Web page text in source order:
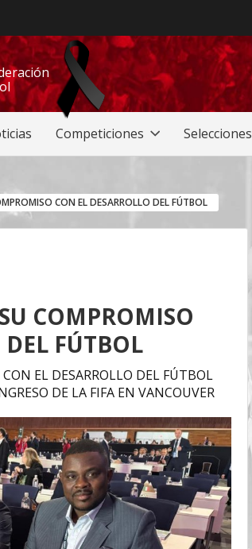
Competiciones Selecciones
CON EL DESARROLLO DEL FÚTBOL
COMPROMISO
FÚTBOL
EL DESARROLLO DEL FÚTBOL
DE LA FIFA EN VANCOUVER